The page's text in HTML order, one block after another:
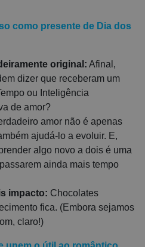
como presente de Dia dos
original: Afinal,
dizer que receberam um
ou Inteligência
de amor?
amor não é apenas
ajudá-lo a evoluir. E,
algo novo a dois é uma
ainda mais tempo
impacto: Chocolates
fica. (Embora sejamos
claro!)